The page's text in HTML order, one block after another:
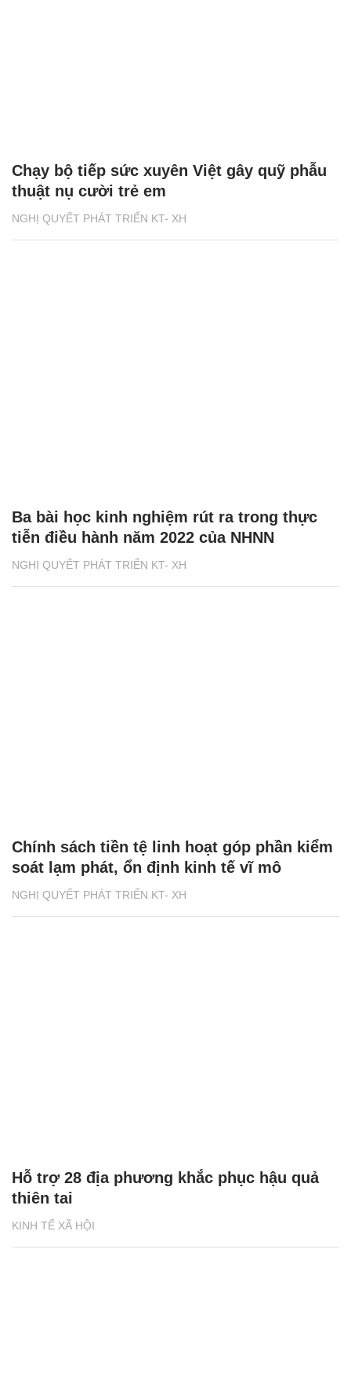
NGHỊ QUYẾT PHÁT TRIỂN KT- XH
Chạy bộ tiếp sức xuyên Việt gây quỹ phẫu
thuật nụ cười trẻ em
NGHỊ QUYẾT PHÁT TRIỂN KT- XH
Ba bài học kinh nghiệm rút ra trong thực
tiễn điều hành năm 2022 của NHNN
NGHỊ QUYẾT PHÁT TRIỂN KT- XH
Chính sách tiền tệ linh hoạt góp phần kiểm
soát lạm phát, ổn định kinh tế vĩ mô
KINH TẾ XÃ HỘI
Hỗ trợ 28 địa phương khắc phục hậu quả
thiên tai